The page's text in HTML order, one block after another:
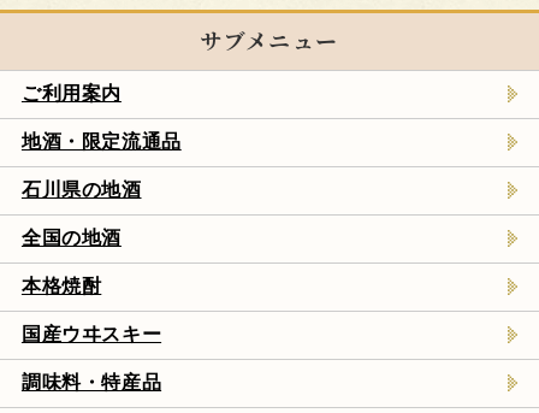
サブメニュー
ご利用案内
地酒・限定流通品
石川県の地酒
全国の地酒
本格焼酎
国産ウヰスキー
調味料・特産品